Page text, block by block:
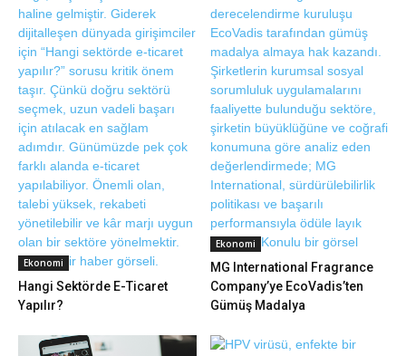
Ekonomi
Hangi Sektörde E-Ticaret
Yapılır?
Ekonomi
MG International Fragrance
Company’ye EcoVadis’ten
Gümüş Madalya